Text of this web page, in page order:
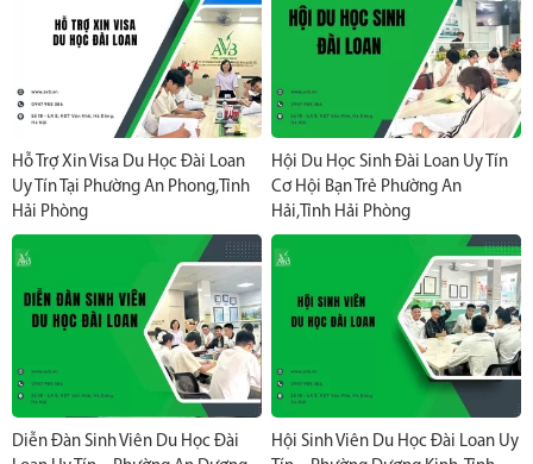
Hỗ Trợ Xin Visa Du Học Đài Loan
Uy Tín Tại Phường An Phong,Tỉnh
Hải Phòng
Hội Du Học Sinh Đài Loan Uy Tín
Cơ Hội Bạn Trẻ Phường An
Hải,Tỉnh Hải Phòng
Diễn Đàn Sinh Viên Du Học Đài
Hội Sinh Viên Du Học Đài Loan Uy